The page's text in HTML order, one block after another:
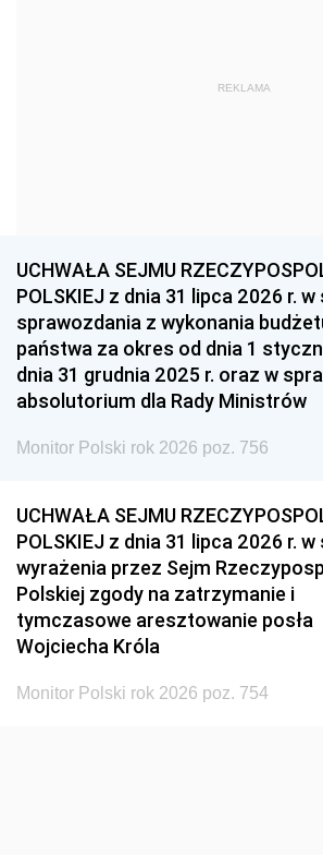
1959
1939 1938
1936 1930
REKLAMA
UCHWAŁA SEJMU
POLSKIEJ z dnia 31 lipca 2026 r.
sprawozdania z wykonania
państwa za okres od dnia 1
dnia 31 grudnia 2025 r. oraz w
absolutorium dla Rady Ministrów
Monitor Polski rok 2026 poz. 756
UCHWAŁA SEJMU
POLSKIEJ z dnia 31 lipca 2026 r.
wyrażenia przez Sejm
Polskiej zgody na zatrzymanie i
tymczasowe aresztowanie posła
Wojciecha Króla
Monitor Polski rok 2026 poz. 754